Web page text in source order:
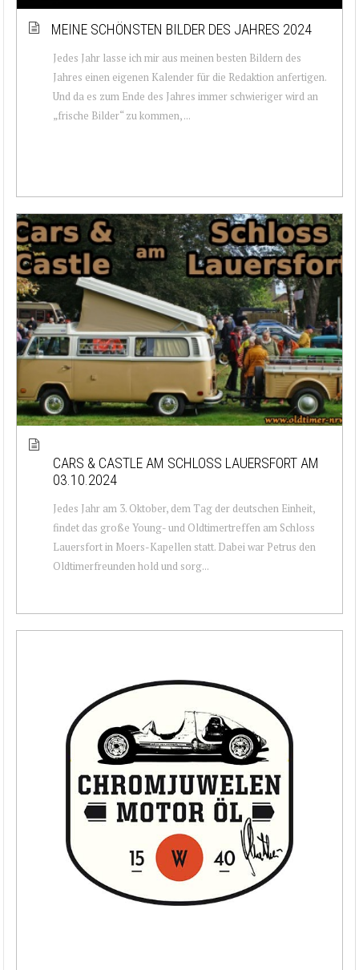
MEINE SCHÖNSTEN BILDER DES JAHRES 2024
Jedes Jahr lasse ich mir aus meinen besten Bildern des
Jahres einen eigenen Kalender für die Redaktion anfertigen.
Und da es zum Ende des Jahres immer schwieriger wird an
„frische Bilder“ zu kommen, ...
CARS & CASTLE AM SCHLOSS LAUERSFORT AM
03.10.2024
Jedes Jahr am 3. Oktober, dem Tag der deutschen Einheit,
findet das große Young- und Oldtimertreffen am Schloss
Lauersfort in Moers-Kapellen statt. Dabei war Petrus den
Oldtimerfreunden hold und sorg...